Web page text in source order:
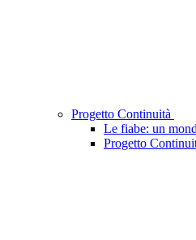
Progetto Continuità
Le fiabe: un
Progetto